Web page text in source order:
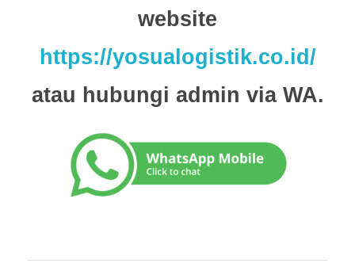
website
https://yosualogistik.co.id/
atau hubungi admin via WA.